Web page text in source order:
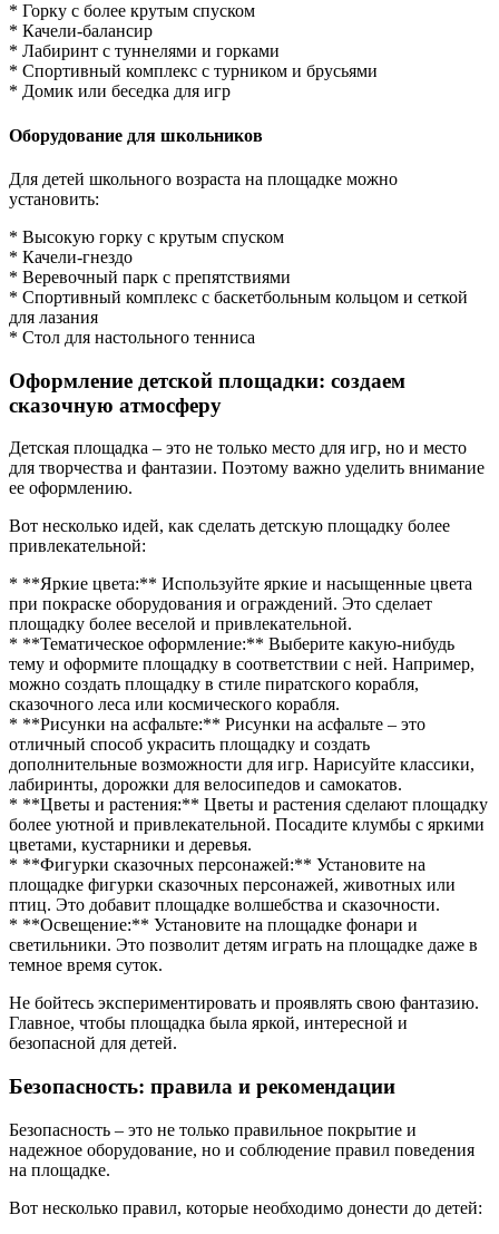
* Горку с более крутым спуском
* Качели-балансир
* Лабиринт с туннелями и горками
* Спортивный комплекс с турником и брусьями
* Домик или беседка для игр
Оборудование для школьников
Для детей школьного возраста на площадке можно
установить:
* Высокую горку с крутым спуском
* Качели-гнездо
* Веревочный парк с препятствиями
* Спортивный комплекс с баскетбольным кольцом и сеткой
для лазания
* Стол для настольного тенниса
Оформление детской площадки: создаем
сказочную атмосферу
Детская площадка – это не только место для игр, но и место
для творчества и фантазии. Поэтому важно уделить внимание
ее оформлению.
Вот несколько идей, как сделать детскую площадку более
привлекательной:
* **Яркие цвета:** Используйте яркие и насыщенные цвета
при покраске оборудования и ограждений. Это сделает
площадку более веселой и привлекательной.
* **Тематическое оформление:** Выберите какую-нибудь
тему и оформите площадку в соответствии с ней. Например,
можно создать площадку в стиле пиратского корабля,
сказочного леса или космического корабля.
* **Рисунки на асфальте:** Рисунки на асфальте – это
отличный способ украсить площадку и создать
дополнительные возможности для игр. Нарисуйте классики,
лабиринты, дорожки для велосипедов и самокатов.
* **Цветы и растения:** Цветы и растения сделают площадку
более уютной и привлекательной. Посадите клумбы с яркими
цветами, кустарники и деревья.
* **Фигурки сказочных персонажей:** Установите на
площадке фигурки сказочных персонажей, животных или
птиц. Это добавит площадке волшебства и сказочности.
* **Освещение:** Установите на площадке фонари и
светильники. Это позволит детям играть на площадке даже в
темное время суток.
Не бойтесь экспериментировать и проявлять свою фантазию.
Главное, чтобы площадка была яркой, интересной и
безопасной для детей.
Безопасность: правила и рекомендации
Безопасность – это не только правильное покрытие и
надежное оборудование, но и соблюдение правил поведения
на площадке.
Вот несколько правил, которые необходимо донести до детей: